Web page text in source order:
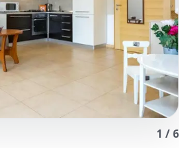
1 /6